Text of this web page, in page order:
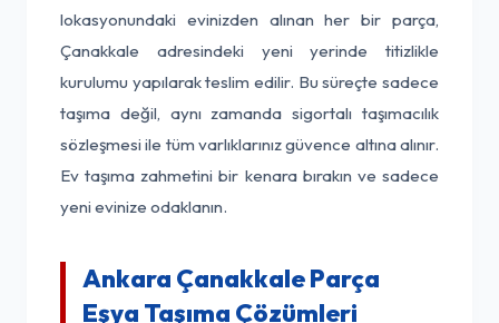
lokasyonundaki evinizden alınan her bir parça,
Çanakkale adresindeki yeni yerinde titizlikle
kurulumu yapılarak teslim edilir. Bu süreçte sadece
taşıma değil, aynı zamanda sigortalı taşımacılık
sözleşmesi ile tüm varlıklarınız güvence altına alınır.
Ev taşıma zahmetini bir kenara bırakın ve sadece
yeni evinize odaklanın.
Ankara Çanakkale Parça
Eşya Taşıma Çözümleri